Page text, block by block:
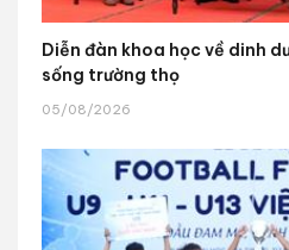
Diễn đàn khoa học về dinh
sống trường thọ
05/08/2026